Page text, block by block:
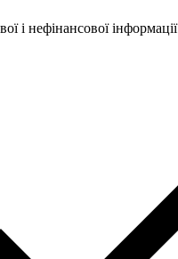
і нефінансової інформації